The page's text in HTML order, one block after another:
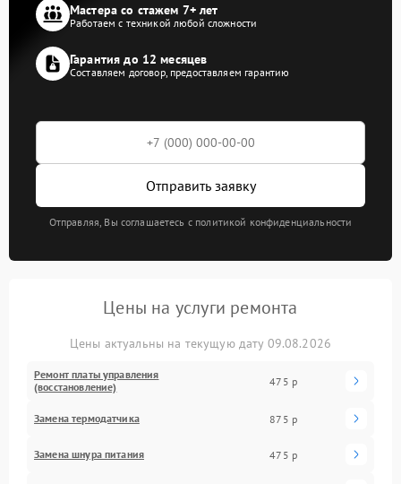
Мастера со стажем 7+ лет
Работаем с техникой любой сложности
Гарантия до 12 месяцев
Составляем договор, предоставляем гарантию
Отправить заявку
Отправляя, Вы соглашаетесь с политикой конфиденциальности
Цены на услуги ремонта
Цены актуальны на текущую дату 09.08.2026
Ремонт платы управления
(восстановление)
475 р
Замена термодатчика 875 р
Замена шнура питания 475 р